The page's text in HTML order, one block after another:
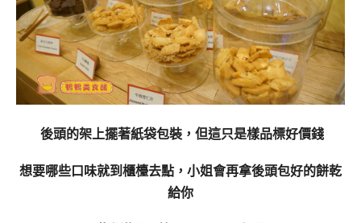
後頭的架上擺著紙袋包裝，但這只是樣品標好價錢
想要哪些口味就到櫃檯去點，小姐會再拿後頭包好的餅乾
給你